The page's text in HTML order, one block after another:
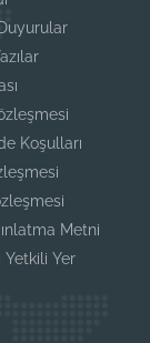
Koşulları
Metni
Yetkili Yer